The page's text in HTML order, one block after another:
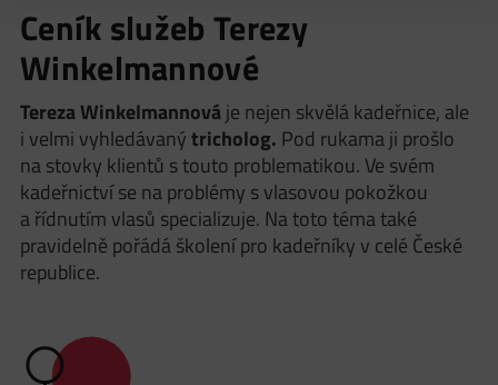
Ceník služeb Terezy
Winkelmannové
Tereza Winkelmannováje nejen skvělá kadeřnice, ale
i velmi vyhledávanýtricholog. Pod rukama ji prošlo
na stovky klientů s touto problematikou. Ve svém
kadeřnictví se na problémy s vlasovou pokožkou
a řídnutím vlasů specializuje. Na toto téma také
pravidelně pořádá školení pro kadeřníky v celé České
republice.